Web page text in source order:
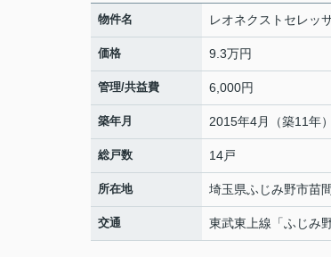
物件名 レオネクストセレッ
価格 9.3万円
管理/共益費 6,000円
築年月 2015年4月（築11年）
総戸数 14戸
所在地 埼玉県ふじみ野市苗間
交通 東武東上線 「ふじみ